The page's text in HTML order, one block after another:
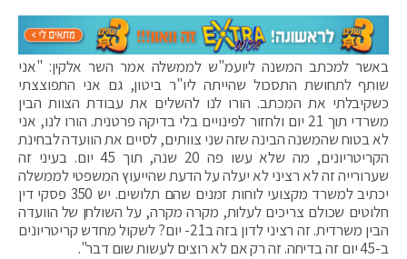
באשר למכתב המשנה ליועמ"ש לממשלה אמר השר אלקין: "אני
שותף לתחושת התסכול שהייתה ליו"ר ביטון, גם אני התפוצצתי
כשקיבלתי את המכתב. הורו לנו להשלים את עבודת הצוות הבין
משרדי תוך 21 יום ולחזור לפינויים בלי בדיקה פרטנית. הורו לנו, אני
לא בטוח שהמשנה הבינה שזה שני צוותים, לסיים את הוועדה לבחינת
הקריטריונים, מה שלא עשו פה 20 שנה, תוך 45 יום. בעיני זה
שערורייה זה לא רציני לא יעלה על הדעת שהייעוץ המשפטי לממשלה
יכתיב למשרד מקצועי לוחות זמנים שהם תלושים. יש 350 פסקי דין
חלוטים שכולם צריכים לעלות, מקרה מקרה, על השולחן של הוועדה
הבין משרדית. זה רציני לדון בזה ב21- יום? לשקול מחדש קריטריונים
ב-45 יום זה בדיחה. זה רק אם לא רוצים לעשות שום דבר".